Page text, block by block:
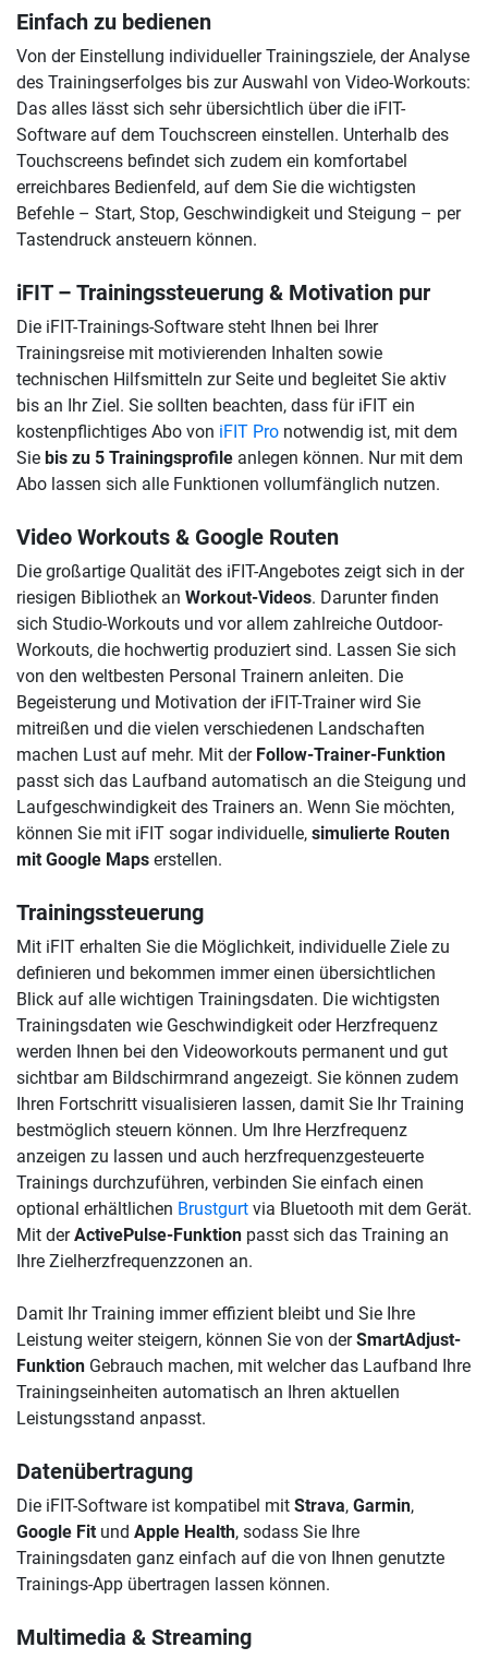
Einfach zu bedienen
Von der Einstellung individueller Trainingsziele, der Analyse
des Trainingserfolges bis zur Auswahl von Video-Workouts:
Das alles lässt sich sehr übersichtlich über die iFIT-
Software auf dem Touchscreen einstellen. Unterhalb des
Touchscreens befindet sich zudem ein komfortabel
erreichbares Bedienfeld, auf dem Sie die wichtigsten
Befehle – Start, Stop, Geschwindigkeit und Steigung – per
Tastendruck ansteuern können.
iFIT – Trainingssteuerung & Motivation pur
Die iFIT-Trainings-Software steht Ihnen bei Ihrer
Trainingsreise mit motivierenden Inhalten sowie
technischen Hilfsmitteln zur Seite und begleitet Sie aktiv
bis an Ihr Ziel. Sie sollten beachten, dass für iFIT ein
kostenpflichtiges Abo von iFIT Pro notwendig ist, mit dem
Sie bis zu 5 Trainingsprofile anlegen können. Nur mit dem
Abo lassen sich alle Funktionen vollumfänglich nutzen.
Video Workouts & Google Routen
Die großartige Qualität des iFIT-Angebotes zeigt sich in der
riesigen Bibliothek an Workout-Videos. Darunter finden
sich Studio-Workouts und vor allem zahlreiche Outdoor-
Workouts, die hochwertig produziert sind. Lassen Sie sich
von den weltbesten Personal Trainern anleiten. Die
Begeisterung und Motivation der iFIT-Trainer wird Sie
mitreißen und die vielen verschiedenen Landschaften
machen Lust auf mehr. Mit der Follow-Trainer-Funktion
passt sich das Laufband automatisch an die Steigung und
Laufgeschwindigkeit des Trainers an. Wenn Sie möchten,
können Sie mit iFIT sogar individuelle, simulierte Routen
mit Google Maps erstellen.
Trainingssteuerung
Mit iFIT erhalten Sie die Möglichkeit, individuelle Ziele zu
definieren und bekommen immer einen übersichtlichen
Blick auf alle wichtigen Trainingsdaten. Die wichtigsten
Trainingsdaten wie Geschwindigkeit oder Herzfrequenz
werden Ihnen bei den Videoworkouts permanent und gut
sichtbar am Bildschirmrand angezeigt. Sie können zudem
Ihren Fortschritt visualisieren lassen, damit Sie Ihr Training
bestmöglich steuern können. Um Ihre Herzfrequenz
anzeigen zu lassen und auch herzfrequenzgesteuerte
Trainings durchzuführen, verbinden Sie einfach einen
optional erhältlichen Brustgurt via Bluetooth mit dem Gerät.
Mit derActivePulse-Funktion passt sich das Training an
Ihre Zielherzfrequenzzonen an.
Damit Ihr Training immer effizient bleibt und Sie Ihre
Leistung weiter steigern, können Sie von derSmartAdjust-
Funktion Gebrauch machen, mit welcher das Laufband Ihre
Trainingseinheiten automatisch an Ihren aktuellen
Leistungsstand anpasst.
Datenübertragung
Die iFIT-Software ist kompatibel mit Strava, Garmin,
Google Fit und Apple Health, sodass Sie Ihre
Trainingsdaten ganz einfach auf die von Ihnen genutzte
Trainings-App übertragen lassen können.
Multimedia & Streaming